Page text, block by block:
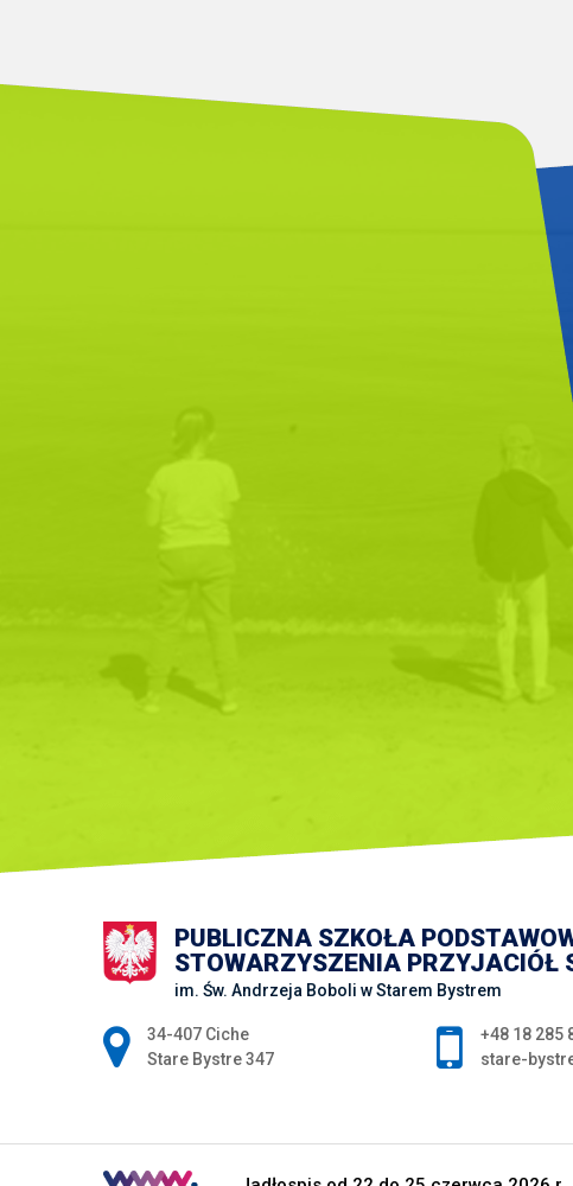
PUBLICZNA SZKOŁA
STOWARZYSZENIA PRZYJACIÓŁ
im. Św. Andrzeja Boboli w Starem Bystrem
Adres pocztowy:
34-407 Ciche
Stare Bystre 347
+48 18 285
stare-